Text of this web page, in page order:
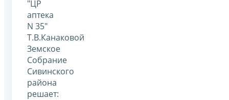
"ЦР
аптека
N 35"
Т.В.Канаковой
Земское
Собрание
Сивинского
района
решает: